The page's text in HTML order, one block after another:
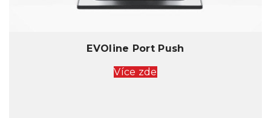
EVOline Port Push
Více zde